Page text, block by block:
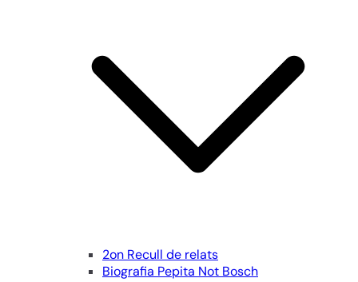
2on Recull de relats
Biografia Pepita Not Bosch